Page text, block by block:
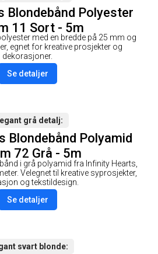
Blondebånd Polyester
11 Sort - 5m
med en bredde på 25 mm og
egnet for kreative prosjekter og
dekorasjoner.
Se detaljer
grå detalj
Blondebånd Polyamid
72 Grå - 5m
i grå polyamid fra Infinity Hearts,
Velegnet til kreative syprosjekter,
og tekstildesign.
Se detaljer
svart blonde